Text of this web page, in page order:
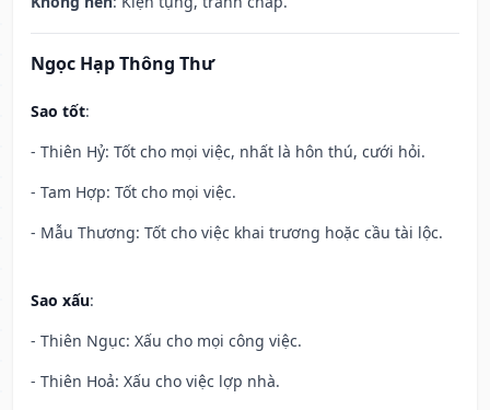
Ngọc Hạp Thông Thư
Sao tốt:
- Thiên Hỷ: Tốt cho mọi việc, nhất là hôn thú, cưới hỏi.
- Tam Hợp: Tốt cho mọi việc.
- Mẫu Thương: Tốt cho việc khai trương hoặc cầu tài lộc.
Sao xấu:
- Thiên Ngục: Xấu cho mọi công việc.
- Thiên Hoả: Xấu cho việc lợp nhà.